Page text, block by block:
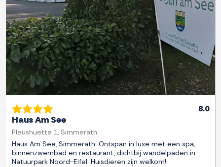
8.0
Haus Am See
Pleushuette 1, Simmerath
Haus Am See, Simmerath: Ontspan in luxe met een spa,
binnenzwembad en restaurant, dichtbij wandelpaden in
Natuurpark Noord-Eifel. Huisdieren zijn welkom!